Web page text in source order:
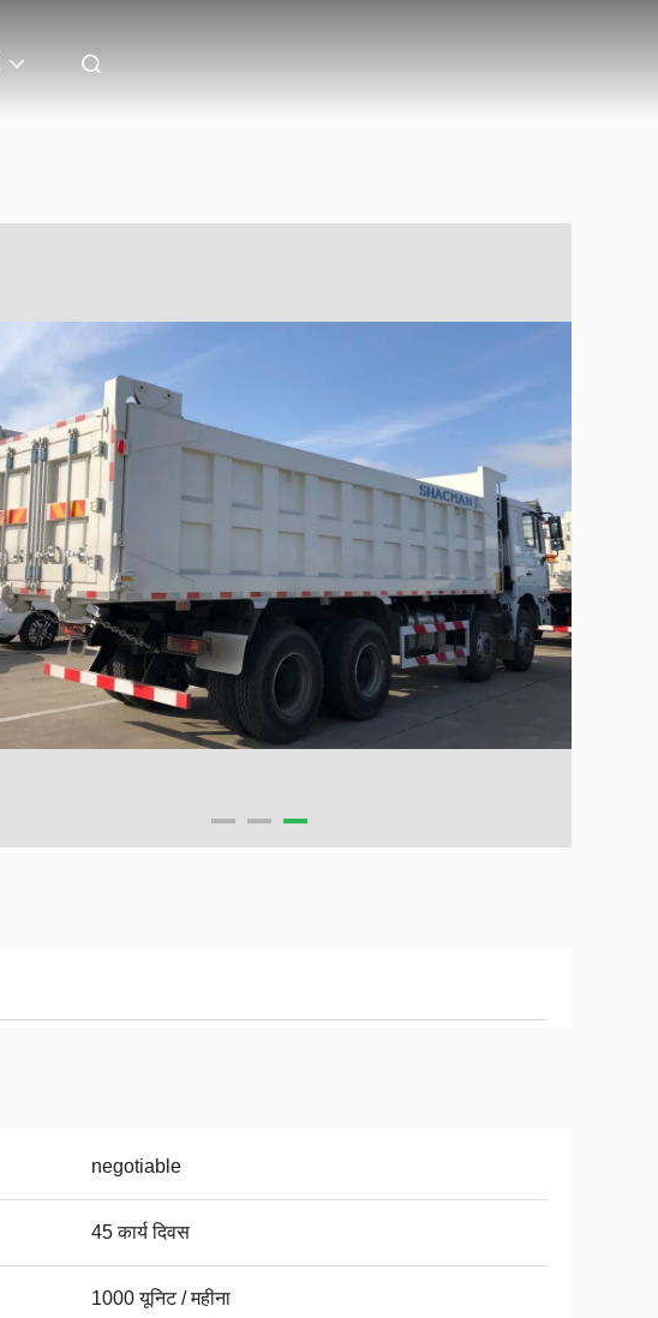
negotiable
45 कार्य दिवस
1000 यूनिट / महीना